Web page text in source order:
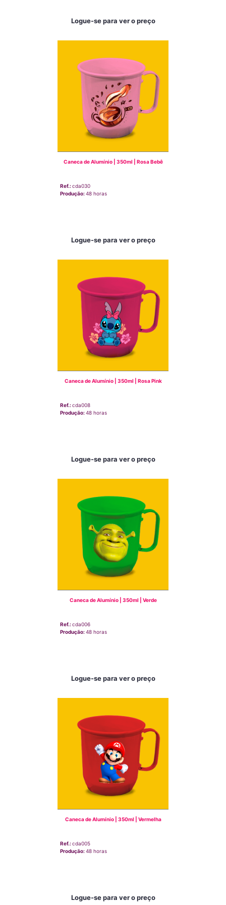
Logue-se para ver o preço
Caneca de Alumínio | 350ml | Rosa Bebê
Ref.:cda030
Produção:48 horas
Logue-se para ver o preço
Caneca de Alumínio | 350ml | Rosa Pink
Ref.:cda008
Produção:48 horas
Logue-se para ver o preço
Caneca de Alumínio | 350ml | Verde
Ref.:cda006
Produção:48 horas
Logue-se para ver o preço
Caneca de Alumínio | 350ml | Vermelha
Ref.:cda005
Produção:48 horas
Logue-se para ver o preço